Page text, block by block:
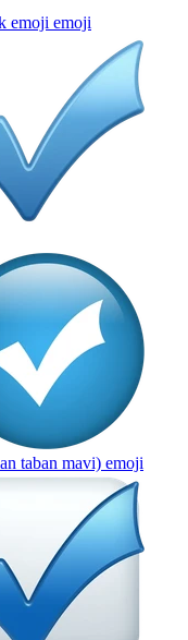
emoji emoji
taban mavi) emoji